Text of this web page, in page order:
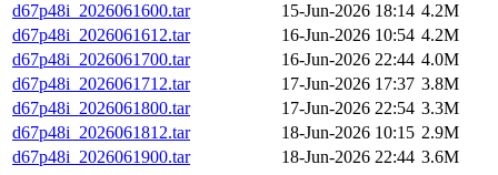
d67p48i_2026061600.tar
15-Jun-2026 18:14 4.2M
d67p48i_2026061612.tar
16-Jun-2026 10:54 4.2M
d67p48i_2026061700.tar
16-Jun-2026 22:44 4.0M
d67p48i_2026061712.tar
17-Jun-2026 17:37 3.8M
d67p48i_2026061800.tar
17-Jun-2026 22:54 3.3M
d67p48i_2026061812.tar
18-Jun-2026 10:15 2.9M
d67p48i_2026061900.tar
18-Jun-2026 22:44 3.6M